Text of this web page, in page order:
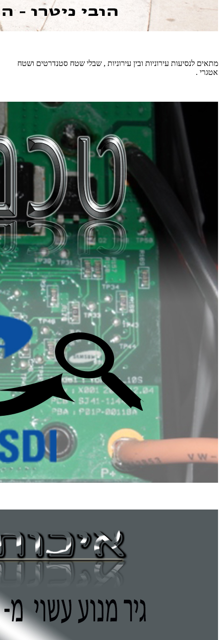
מתאים לנסיעות עירוניות ובין עירוניות , שבלי שטח סטנדרטים ושטח
אטגרי .